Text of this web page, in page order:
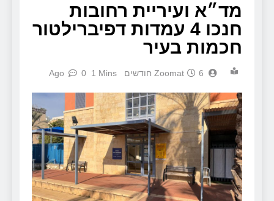
מד״א ועיריית רחובות
חנכו 4 עמדות דפיברילטור
חכמות בעיר
Zoomat 6 חודשים Ago 0 1 Mins